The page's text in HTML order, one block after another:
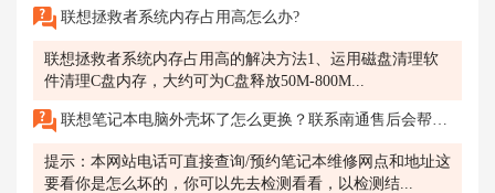
联想拯救者系统内存占用高怎么办?
联想拯救者系统内存占用高的解决方法1、运用磁盘清理软
件清理C盘内存，大约可为C盘释放50M-800M...
联想笔记本电脑外壳坏了怎么更换？联系南通售后会帮我解决吗？
提示：本网站电话可直接查询/预约笔记本维修网点和地址这
要看你是怎么坏的，你可以先去检测看看，以检测结...